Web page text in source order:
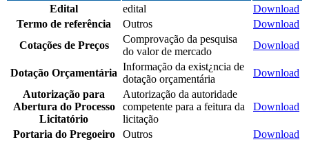
Edital
edital
Download
Termo de referência
Outros
Download
Cotações de Preços
Comprovação da pesquisa
do valor de mercado
Download
Dotação Orçamentária
Informação da exist¿ncia de
dotação orçamentária
Download
Autorização para
Abertura do Processo
Licitatório
Autorização da autoridade
competente para a feitura da
licitação
Download
Portaria do Pregoeiro Outros
Download